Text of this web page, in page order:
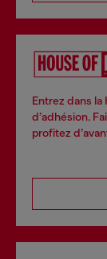
Entrez dans
d’adhésion.
profitez